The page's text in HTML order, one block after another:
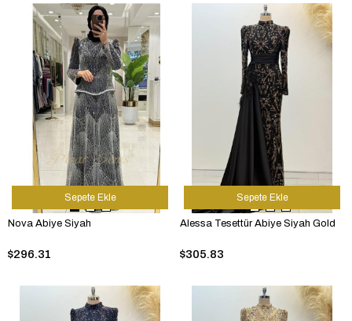
Nova Abiye Siyah
$296.31
Sepete Ekle
Alessa Tesettür Abiye Siyah Gold
$305.83
Sepete Ekle